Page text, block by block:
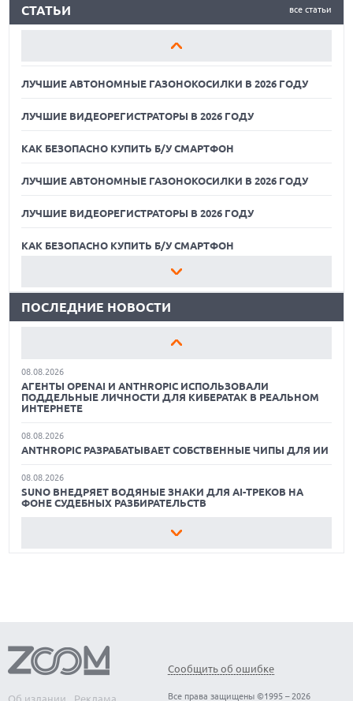
все статьи
СТАТЬИ
КАК БЕЗОПАСНО КУПИТЬ Б/У СМАРТФОН
ЛУЧШИЕ АВТОНОМНЫЕ ГАЗОНОКОСИЛКИ В 2026 ГОДУ
ЛУЧШИЕ ВИДЕОРЕГИСТРАТОРЫ В 2026 ГОДУ
КАК БЕЗОПАСНО КУПИТЬ Б/У СМАРТФОН
ЛУЧШИЕ АВТОНОМНЫЕ ГАЗОНОКОСИЛКИ В 2026 ГОДУ
ЛУЧШИЕ ВИДЕОРЕГИСТРАТОРЫ В 2026 ГОДУ
КАК БЕЗОПАСНО КУПИТЬ Б/У СМАРТФОН
ЛУЧШИЕ АВТОНОМНЫЕ ГАЗОНОКОСИЛКИ В 2026 ГОДУ
ЛУЧШИЕ ВИДЕОРЕГИСТРАТОРЫ В 2026 ГОДУ
КАК БЕЗОПАСНО КУПИТЬ Б/У СМАРТФОН
ЛУЧШИЕ АВТОНОМНЫЕ ГАЗОНОКОСИЛКИ В 2026 ГОДУ
ЛУЧШИЕ ВИДЕОРЕГИСТРАТОРЫ В 2026 ГОДУ
КАК БЕЗОПАСНО КУПИТЬ Б/У СМАРТФОН
ПОСЛЕДНИЕ НОВОСТИ
07.08.2026
ПОВТОРИТ УСПЕХ ЛЕГЕНДАРНЫХ МОДЕЛЕЙ КОМПАНИИ
ВСЕХ ПОЛЬЗОВАТЕЛЕЙ CHATGPT
08.08.2026
АГЕНТЫ OPENAI И ANTHROPIC ИСПОЛЬЗОВАЛИ
ПОДДЕЛЬНЫЕ ЛИЧНОСТИ ДЛЯ КИБЕРАТАК В РЕАЛЬНОМ
ИНТЕРНЕТЕ
08.08.2026
ANTHROPIC РАЗРАБАТЫВАЕТ СОБСТВЕННЫЕ ЧИПЫ ДЛЯ ИИ
08.08.2026
SUNO ВНЕДРЯЕТ ВОДЯНЫЕ ЗНАКИ ДЛЯ AI-ТРЕКОВ НА
ФОНЕ СУДЕБНЫХ РАЗБИРАТЕЛЬСТВ
ДЕФИЦИТ ПАМЯТИ DRAM УГРОЖАЕТ СРОКАМ ВЫХОДА
IPHONE 18 PRO
Об издании Реклама
Сообщить об ошибке
Все права защищены ©1995 – 2026